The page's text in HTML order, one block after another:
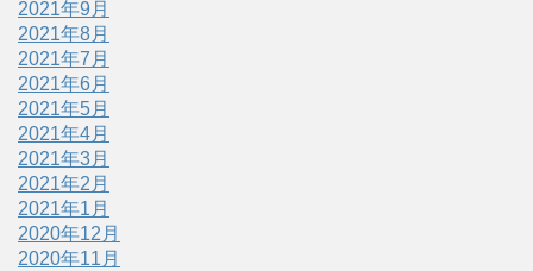
2021年9月
2021年8月
2021年7月
2021年6月
2021年5月
2021年4月
2021年3月
2021年2月
2021年1月
2020年12月
2020年11月